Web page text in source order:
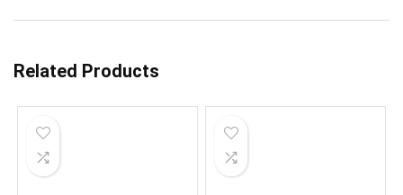
Related Products